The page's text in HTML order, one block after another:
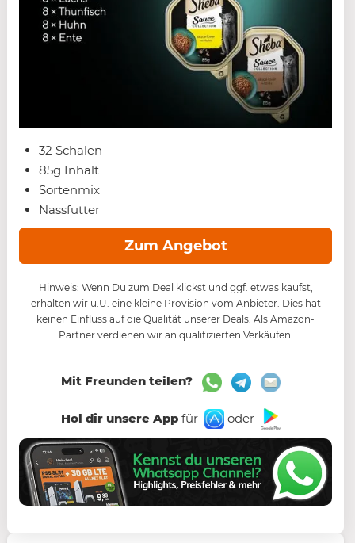
32 Schalen
85g Inhalt
Sortenmix
Nassfutter
Zum Angebot
Hinweis: Wenn Du zum Deal klickst und ggf. etwas kaufst,
erhalten wir u.U. eine kleine Provision vom Anbieter. Dies hat
keinen Einfluss auf die Qualität unserer Deals. Als Amazon-
Partner verdienen wir an qualifizierten Verkäufen.
Mit Freunden teilen?
Hol dir unsere Appfür oder